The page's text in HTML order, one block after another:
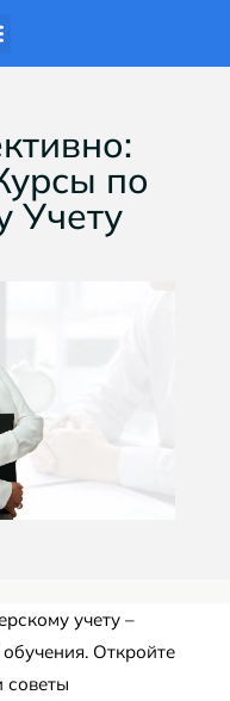
по
Учету
учету –
Откройте
советы